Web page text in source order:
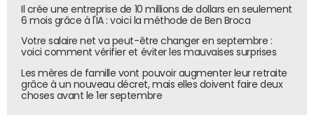
Il crée une entreprise de 10 millions de dollars en seulement
6 mois grâce à l'IA : voici la méthode de Ben Broca
Votre salaire net va peut-être changer en septembre :
voici comment vérifier et éviter les mauvaises surprises
Les mères de famille vont pouvoir augmenter leur retraite
grâce à un nouveau décret, mais elles doivent faire deux
choses avant le 1er septembre